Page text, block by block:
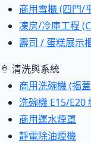
商用雪櫃 (四門/
凍房/冷庫工程
壽司 / 蛋糕展示
🚿 清洗與系統
商用洗碗機 (揭
洗碗機 E15/E20
商用運水煙罩
靜電除油煙機